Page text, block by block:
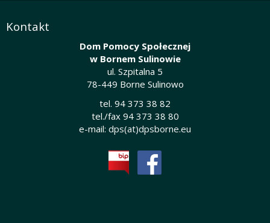
Kontakt
Dom Pomocy Społecznej
w Bornem Sulinowie
ul. Szpitalna 5
78-449 Borne Sulinowo
tel. 94 373 38 82
tel./fax 94 373 38 80
e-mail: dps(at)dpsborne.eu